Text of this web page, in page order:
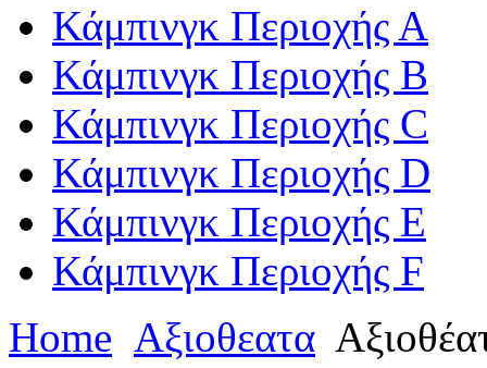
Κάμπινγκ Περιοχής Α
Κάμπινγκ Περιοχής Β
Κάμπινγκ Περιοχής C
Κάμπινγκ Περιοχής D
Κάμπινγκ Περιοχής Ε
Κάμπινγκ Περιοχής F
Home Αξιοθεατα